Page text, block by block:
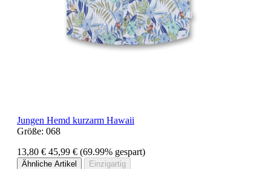
Jungen Hemd kurzarm Hawaii
Größe: 068
13,80 € 45,99 € (69.99% gespart)
Ähnliche Artikel Einzigartig